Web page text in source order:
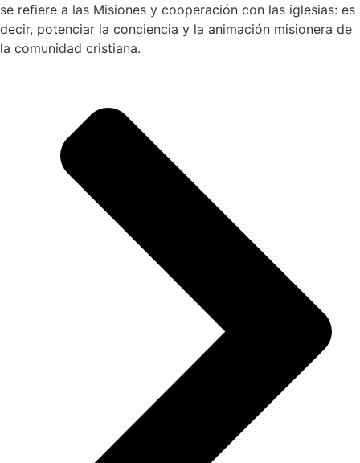
se refiere a las Misiones y cooperación con las iglesias: es
decir, potenciar la conciencia y la animación misionera de
la comunidad cristiana.